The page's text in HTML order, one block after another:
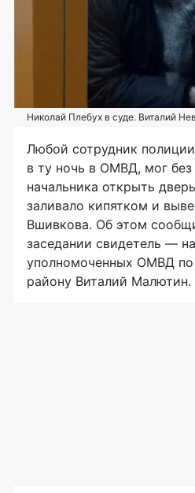
Николай Плебух в суде. Виталий
Любой сотрудник
в ту ночь в ОМВД, мог
начальника открыть
заливало кипятком и
Вшивкова. Об этом
заседании свидетель —
уполномоченных ОМВД
району Виталий Малютин.